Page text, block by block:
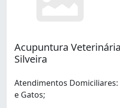
Acupuntura
Silveira
Atendimentos Domiciliares:
e Gatos;